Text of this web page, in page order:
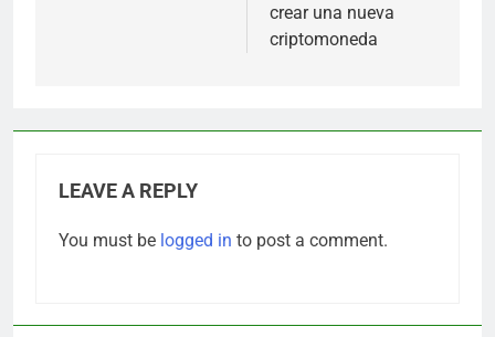
crear una nueva
criptomoneda
LEAVE A REPLY
You must be logged in to post a comment.